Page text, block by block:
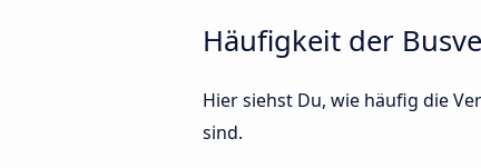
Häufigkeit der
Hier siehst Du, wie häufig die
sind.